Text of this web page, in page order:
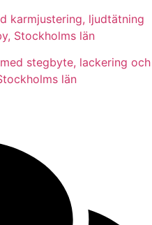
karmjustering, ljudtätning
Stockholms län
stegbyte, lackering och
län